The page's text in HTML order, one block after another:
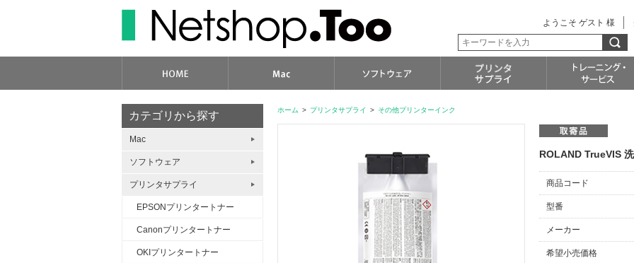
ようこそ ゲスト 様
ホーム > プリンタサプライ > その他プリンターインク
ROLAND TrueVIS
商品コード
型番
メーカー
希望小売価格
カテゴリから探す
Mac
ソフトウェア
プリンタサプライ
EPSONプリンタートナー
Canonプリンタートナー
OKIプリンタートナー